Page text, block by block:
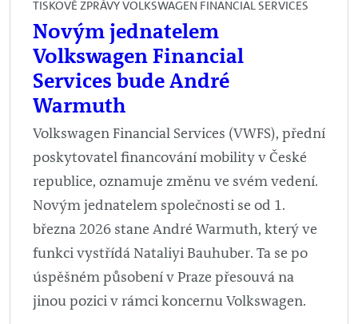
TISKOVÉ ZPRÁVY VOLKSWAGEN FINANCIAL SERVICES
Novým jednatelem
Volkswagen Financial
Services bude André
Warmuth
Volkswagen Financial Services (VWFS), přední
poskytovatel financování mobility v České
republice, oznamuje změnu ve svém vedení.
Novým jednatelem společnosti se od 1.
března 2026 stane André Warmuth, který ve
funkci vystřídá Nataliyi Bauhuber. Ta se po
úspěšném působení v Praze přesouvá na
jinou pozici v rámci koncernu Volkswagen.